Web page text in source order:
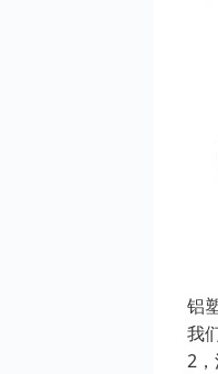
铝
我
2